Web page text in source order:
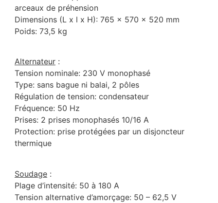
arceaux de préhension
Dimensions (L x l x H): 765 x 570 x 520 mm
Poids: 73,5 kg
Alternateur :
Tension nominale: 230 V monophasé
Type: sans bague ni balai, 2 pôles
Régulation de tension: condensateur
Fréquence: 50 Hz
Prises: 2 prises monophasés 10/16 A
Protection: prise protégées par un disjoncteur
thermique
Soudage :
Plage d’intensité: 50 à 180 A
Tension alternative d’amorçage: 50 – 62,5 V